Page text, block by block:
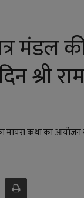
मंडल
श्री
मायरा कथा का आयोजन